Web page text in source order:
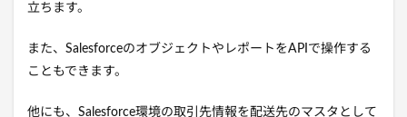
立ちます。
また、SalesforceのオブジェクトやレポートをAPIで操作する
こともできます。
他にも、Salesforce環境の取引先情報を配送先のマスタとして